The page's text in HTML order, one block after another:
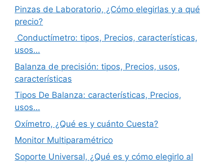
Pinzas de Laboratorio, ¿Cómo elegirlas y a qué
precio?
Conductímetro: tipos, Precios, características,
usos…
Balanza de precisión: tipos, Precios, usos,
características
Tipos De Balanza: características, Precios,
usos…
Oxímetro, ¿Qué es y cuánto Cuesta?
Monitor Multiparamétrico
Soporte Universal, ¿Qué es y cómo elegirlo al